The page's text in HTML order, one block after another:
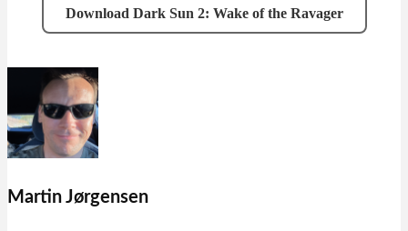
Download Dark Sun 2: Wake of the Ravager
Martin Jørgensen